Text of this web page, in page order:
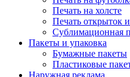
Печать на холсте
Печать открыток
Сублимационная
Пакеты и упаковка
Бумажные пакеты
Пластиковые
Наружная реклама